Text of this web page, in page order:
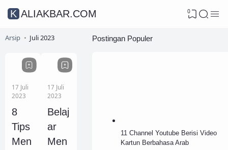
KALIAKBAR.COM 0
Arsip Juli 2023
17 Juli
2023
8
Tips
Men
17 Juli
2023
Belaj
ar
Men
Postingan Populer
11 Channel Youtube Berisi Video
Kartun Berbahasa Arab